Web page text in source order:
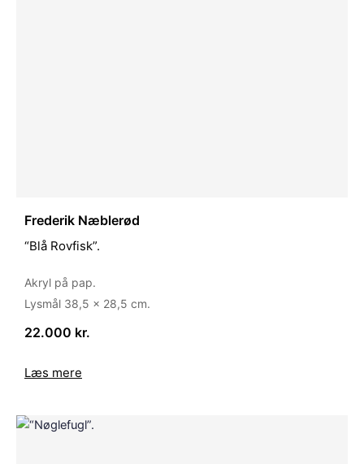
Frederik Næblerød
“Blå Rovfisk”.
Akryl på pap.
Lysmål 38,5 x 28,5 cm.
22.000 kr.
Læs mere